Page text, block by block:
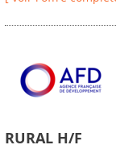
RURAL H/F